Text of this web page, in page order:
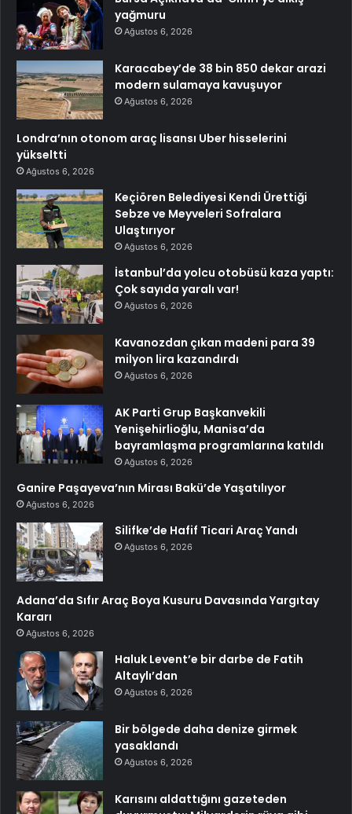
yağmuru
Ağustos 6, 2026
Karacabey’de 38 bin 850 dekar arazi
modern sulamaya kavuşuyor
Ağustos 6, 2026
Londra’nın otonom araç lisansı Uber hisselerini
yükseltti
Ağustos 6, 2026
Keçiören Belediyesi Kendi Ürettiği
Sebze ve Meyveleri Sofralara
Ulaştırıyor
Ağustos 6, 2026
İstanbul’da yolcu otobüsü kaza yaptı:
Çok sayıda yaralı var!
Ağustos 6, 2026
Kavanozdan çıkan madeni para 39
milyon lira kazandırdı
Ağustos 6, 2026
AK Parti Grup Başkanvekili
Yenişehirlioğlu, Manisa’da
bayramlaşma programlarına katıldı
Ağustos 6, 2026
Ganire Paşayeva’nın Mirası Bakü’de Yaşatılıyor
Ağustos 6, 2026
Silifke’de Hafif Ticari Araç Yandı
Ağustos 6, 2026
Adana’da Sıfır Araç Boya Kusuru Davasında Yargıtay
Kararı
Ağustos 6, 2026
Haluk Levent’e bir darbe de Fatih
Altaylı’dan
Ağustos 6, 2026
Bir bölgede daha denize girmek
yasaklandı
Ağustos 6, 2026
Karısını aldattığını gazeteden